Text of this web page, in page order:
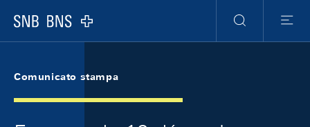
Logo
Ricerca
Menu
Comunicato stampa